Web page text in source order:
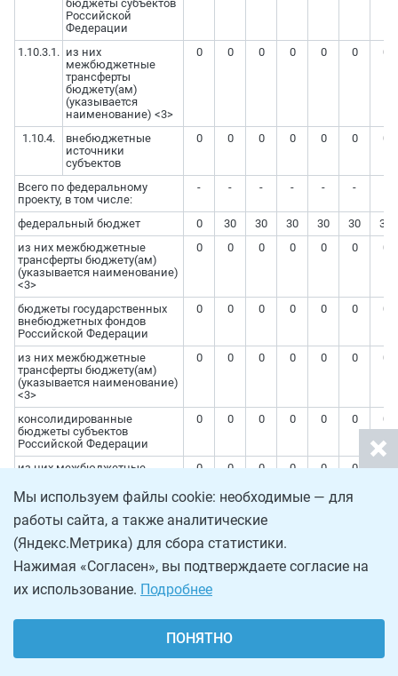
бюджеты субъектов
Российской
Федерации
1.10.3.1. из них
межбюджетные
трансферты
бюджету(ам)
(указывается
наименование) <3>
0 0 0 0 0 0 0
1.10.4.
внебюджетные
источники
субъектов
0 0 0 0 0 0 0
Всего по федеральному
проекту, в том числе:
- - - - - -
федеральный бюджет 0 30 30 30 30 30
30
из них межбюджетные
трансферты бюджету(ам)
(указывается наименование)
<3>
0 0 0 0 0 0 0
бюджеты государственных
внебюджетных фондов
Российской Федерации
0 0 0 0 0 0 0
из них межбюджетные
трансферты бюджету(ам)
(указывается наименование)
<3>
0 0 0 0 0 0 0
консолидированные
бюджеты субъектов
Российской Федерации
0 0 0 0 0 0 0
из них межбюджетные
(указывается наименование)
<3>
0 0 0 0 0 0 0
внебюджетные источники
субъектов
0 0 0
5. Участники федерального проекта
п/
инициалы
Мы используем файлы cookie: необходимые — для
работы сайта, а также аналитические
(Яндекс.Метрика) для сбора статистики.
Нажимая «Согласен», вы подтверждаете согласие на
их использование. Подробнее
ПОНЯТНО